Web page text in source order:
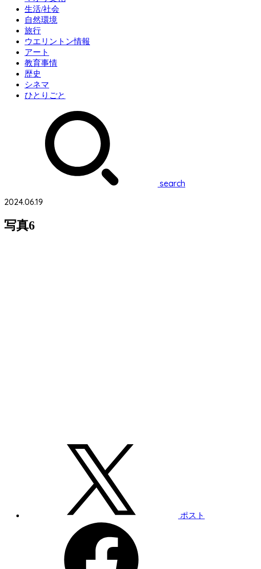
生活/社会
自然環境
旅行
ウエリントン情報
アート
教育事情
歴史
シネマ
ひとりごと
search
2024.06.19
写真6
ポスト